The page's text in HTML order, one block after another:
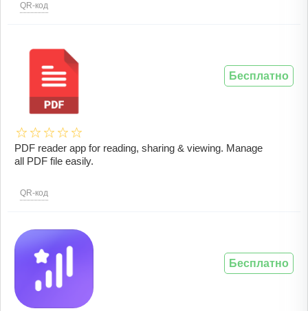
QR-код
PDF reader app for reading, sharing & viewing. Manage
all PDF file easily.
QR-код
Бесплатно
Бесплатно